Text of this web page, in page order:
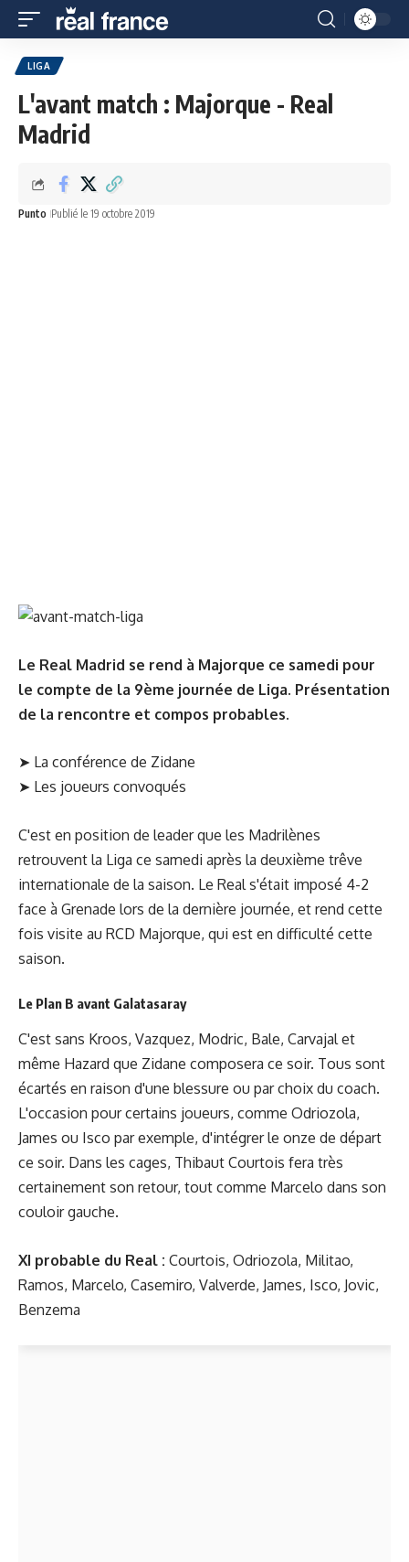
LIGA
L'avant match : Majorque - Real
Madrid
Punto Publié le 19 octobre 2019
Le Real Madrid se rend à Majorque ce samedi pour
le compte de la 9ème journée de Liga. Présentation
de la rencontre et compos probables.
➤ La conférence de Zidane
➤ Les joueurs convoqués
C'est en position de leader que les Madrilènes
retrouvent la Liga ce samedi après la deuxième trêve
internationale de la saison. Le Real s'était imposé 4-2
face à Grenade lors de la dernière journée, et rend cette
fois visite au RCD Majorque, qui est en difficulté cette
saison.
Le Plan B avant Galatasaray
C'est sans Kroos, Vazquez, Modric, Bale, Carvajal et
même Hazard que Zidane composera ce soir. Tous sont
écartés en raison d'une blessure ou par choix du coach.
L'occasion pour certains joueurs, comme Odriozola,
James ou Isco par exemple, d'intégrer le onze de départ
ce soir. Dans les cages, Thibaut Courtois fera très
certainement son retour, tout comme Marcelo dans son
couloir gauche.
XI probable du Real : Courtois, Odriozola, Militao,
Ramos, Marcelo, Casemiro, Valverde, James, Isco, Jovic,
Benzema